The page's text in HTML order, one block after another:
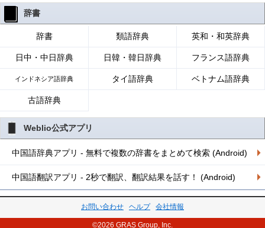
辞書
辞書 類語辞典 英和・和英辞典
日中・中日辞典 日韓・韓日辞典 フランス語辞典
インドネシア語辞典 タイ語辞典 ベトナム語辞典
古語辞典
Weblio公式アプリ
中国語辞典アプリ - 無料で複数の辞書をまとめて検索 (Android)
中国語翻訳アプリ - 2秒で翻訳、翻訳結果を話す！ (Android)
お問い合わせ ヘルプ 会社情報
©2026 GRAS Group, Inc.